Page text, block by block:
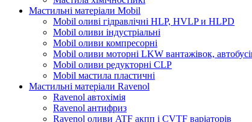
Мастильні матеріали Mobil
Mobil оливі гідравлічні HLP, HVLP и HLPD
Mobil оливи індустріальні
Mobil оливи компресорні
Mobil оливи моторні LKW вантажівок,
Mobil оливи редукторні CLP
Mobil мастила пластичні
Мастильні матеріали Ravenol
Ravenol автохімія
Ravenol антифриз
Ravenol оливи ATF акпп і CVTF варіаторів